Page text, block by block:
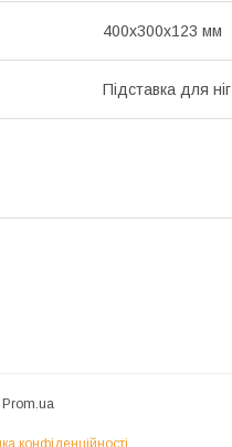
400x300x123 мм
Підставка для ніг
Prom.ua
конфіденційності